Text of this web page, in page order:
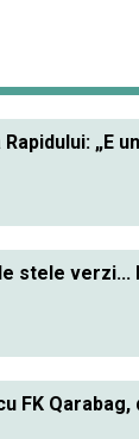
„E
stele verzi...
FK Qarabag,